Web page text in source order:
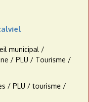
municipal
PLU
Tourisme
PLU
tourisme